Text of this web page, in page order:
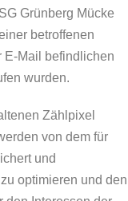
Grünberg Mücke
betroffenen
E-Mail befindlichen
wurden.
Zählpixel
von dem für
und
optimieren und den